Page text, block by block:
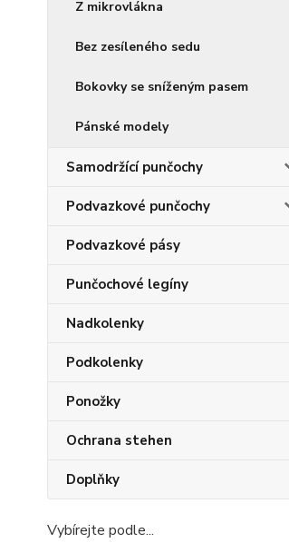
Z mikrovlákna
Bez zesíleného sedu
Bokovky se sníženým pasem
Pánské modely
Samodržící punčochy
Podvazkové punčochy
Podvazkové pásy
Punčochové legíny
Nadkolenky
Podkolenky
Ponožky
Ochrana stehen
Doplňky
Vybírejte podle...